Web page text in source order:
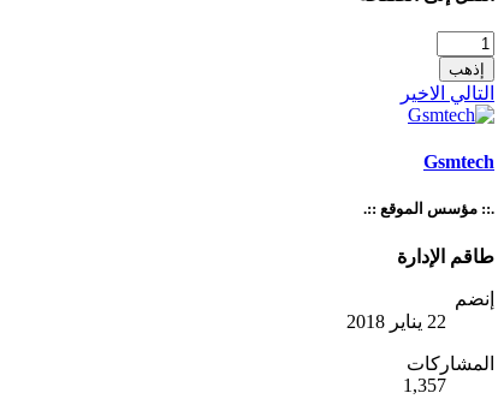
إذهب
التالي الاخير
Gsmtech
.:: مؤسس الموقع ::.
طاقم الإدارة
إنضم
22 يناير 2018
المشاركات
1,357